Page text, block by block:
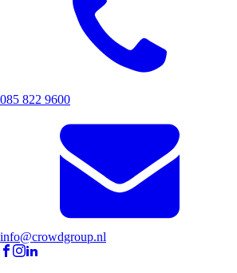
085 822 9600
info@crowdgroup.nl